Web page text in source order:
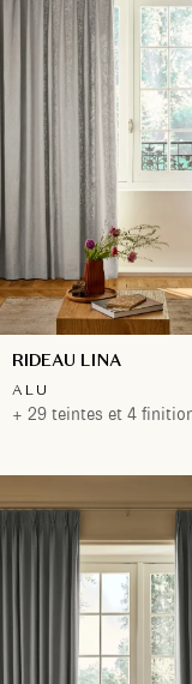
RIDEAU LINA
ALU
+ 29 teintes et 4